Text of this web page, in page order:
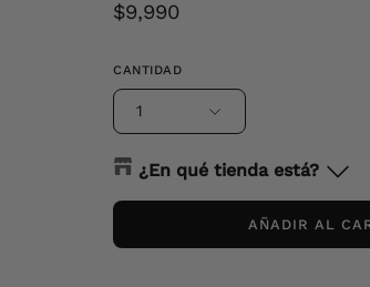
$9,990
CANTIDAD
1
¿En qué tienda está?
-2available
Luis Carrera 1817 Vitacura,
AÑADIR AL